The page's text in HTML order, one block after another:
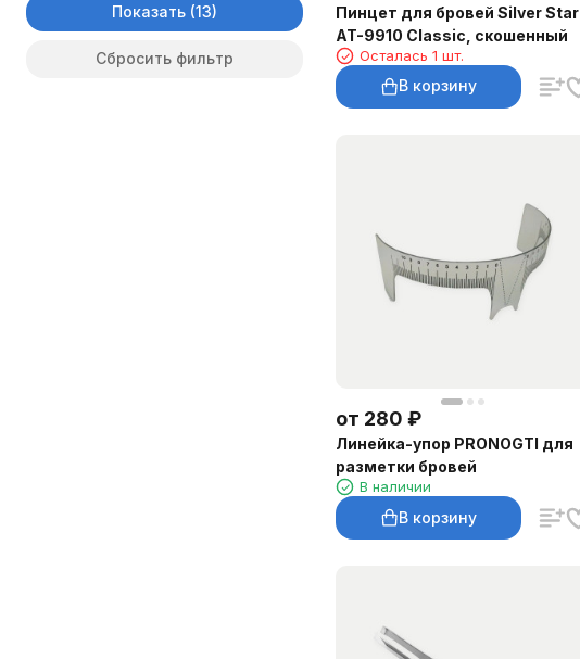
Пинцет для бровей Silver Star
AT-9910 Classic, скошенный
Осталась 1 шт.
В корзину
от 280 ₽
Линейка-упор PRONOGTI для
разметки бровей
В наличии
В корзину
Показать
Сбросить фильтр